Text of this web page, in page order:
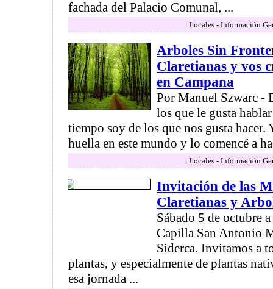
fachada del Palacio Comunal, ...
Locales - Información
Arboles Sin
Claretianas y vos
en Campana
Por Manuel Szwarc -
los que le gusta
tiempo soy de los que nos gusta
huella en este mundo y lo comencé a
Locales - Información
Invitación de las
Claretianas y
Sábado 5 de octubre
Capilla San Antonio
Siderca. Invitamos a
plantas, y especialmente de plantas
esa jornada ...